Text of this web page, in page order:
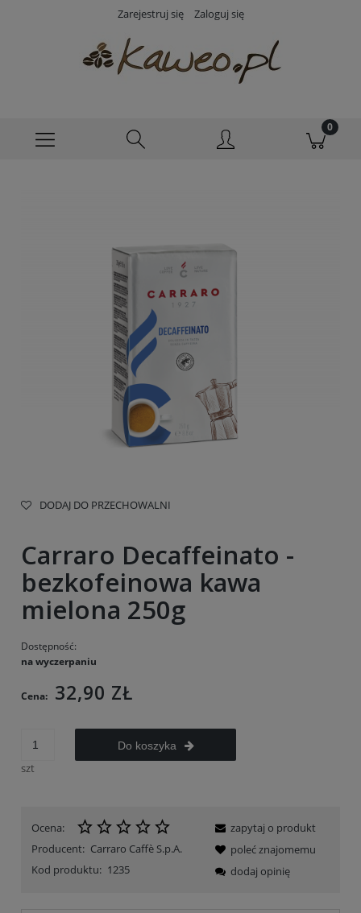
Zarejestruj się Zaloguj się
DODAJ DO PRZECHOWALNI
Carraro Decaffeinato -
bezkofeinowa kawa
mielona 250g
Dostępność:
na wyczerpaniu
Cena: 32,90 ZŁ
szt
Do koszyka
Ocena:
Producent: Carraro Caffè S.p.A.
Kod produktu: 1235
zapytaj o produkt
poleć znajomemu
dodaj opinię